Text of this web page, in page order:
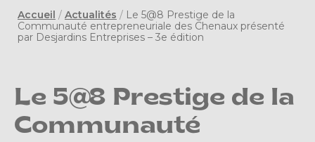
Accueil / Actualités / Le 5@8 Prestige de la
Communauté entrepreneuriale des Chenaux présenté
par Desjardins Entreprises – 3e édition
Le 5@8 Prestige de la
Communauté